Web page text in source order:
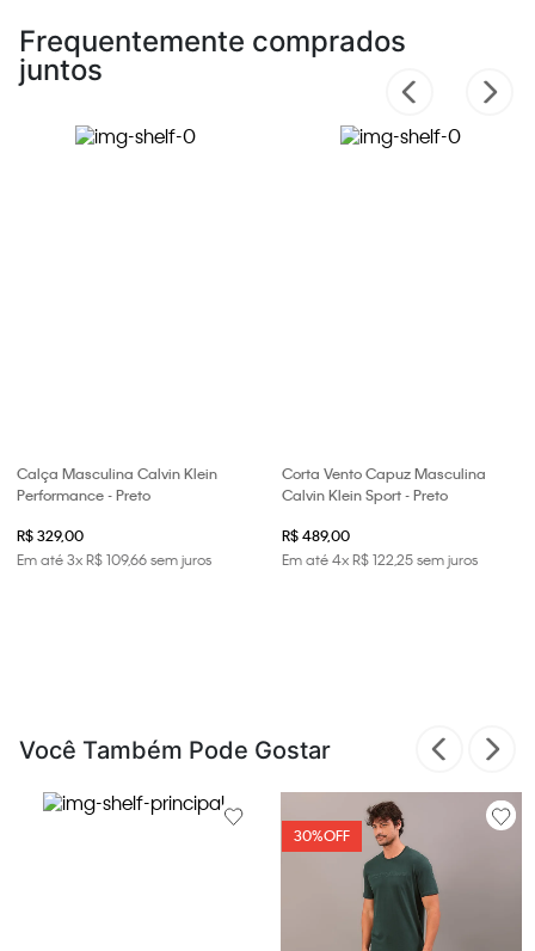
Frequentemente comprados
juntos
Calça Masculina Calvin Klein
Performance - Preto
R$ 329,00
Em até3xR$109,66sem juros
Corta Vento Capuz Masculina
Calvin Klein Sport - Preto
R$ 489,00
Em até4xR$12225sem juros
Você Também Pode Gostar
30%OFF